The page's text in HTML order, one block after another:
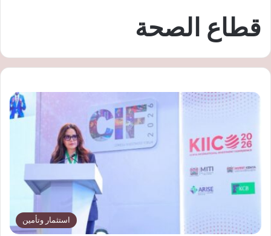
قطاع الصحة
استثمار وتأمين